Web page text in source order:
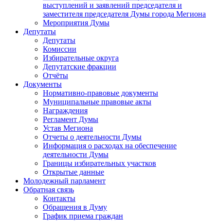
выступлений и заявлений председателя и
заместителя председателя Думы города Мегиона
Мероприятия Думы
Депутаты
Депутаты
Комиссии
Избирательные округа
Депутатские фракции
Отчёты
Документы
Нормативно-правовые документы
Муниципальные правовые акты
Награждения
Регламент Думы
Устав Мегиона
Отчеты о деятельности Думы
Информация о расходах на обеспечение
деятельности Думы
Границы избирательных участков
Открытые данные
Молодежный парламент
Обратная связь
Контакты
Обращения в Думу
График приема граждан